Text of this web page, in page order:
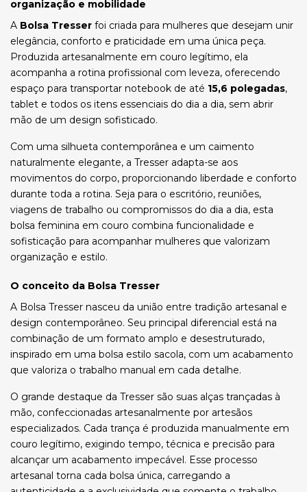
organização e mobilidade
A Bolsa Tresser foi criada para mulheres que desejam unir
elegância, conforto e praticidade em uma única peça.
Produzida artesanalmente em couro legítimo, ela
acompanha a rotina profissional com leveza, oferecendo
espaço para transportar notebook de até 15,6 polegadas,
tablet e todos os itens essenciais do dia a dia, sem abrir
mão de um design sofisticado.
Com uma silhueta contemporânea e um caimento
naturalmente elegante, a Tresser adapta-se aos
movimentos do corpo, proporcionando liberdade e conforto
durante toda a rotina. Seja para o escritório, reuniões,
viagens de trabalho ou compromissos do dia a dia, esta
bolsa feminina em couro combina funcionalidade e
sofisticação para acompanhar mulheres que valorizam
organização e estilo.
O conceito da Bolsa Tresser
A Bolsa Tresser nasceu da união entre tradição artesanal e
design contemporâneo. Seu principal diferencial está na
combinação de um formato amplo e desestruturado,
inspirado em uma bolsa estilo sacola, com um acabamento
que valoriza o trabalho manual em cada detalhe.
O grande destaque da Tresser são suas alças trançadas à
mão, confeccionadas artesanalmente por artesãos
especializados. Cada trança é produzida manualmente em
couro legítimo, exigindo tempo, técnica e precisão para
alcançar um acabamento impecável. Esse processo
artesanal torna cada bolsa única, carregando a